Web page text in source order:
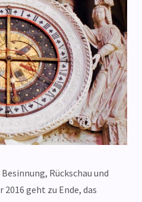
Rückschau und
2016 geht zu Ende, das